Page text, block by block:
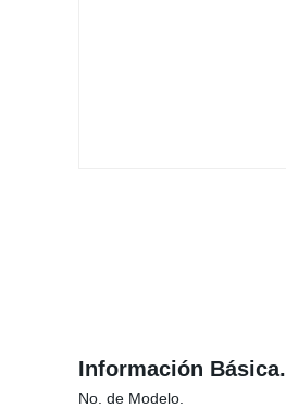
Información Básica.
No. de Modelo.